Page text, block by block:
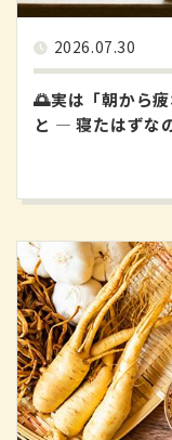
2026.07.30
🌅実は「朝から
と ― 寝たはずな